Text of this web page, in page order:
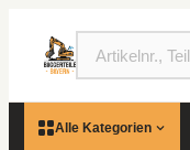
Alle Kategorien